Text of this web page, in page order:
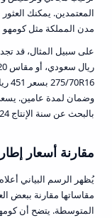
المعتمدين. يمكنك
مدن المملكة مثل كومهو
وضمان لمدة عامين.
بالبحث عن سنة الإنتاج 2024–2025 لضمان حداثة المطاط.
مقارنة أسعار
يُظهر الرسم البياني
مقاساتها مقارنة ببعض
المتوسطة. يتضح أن